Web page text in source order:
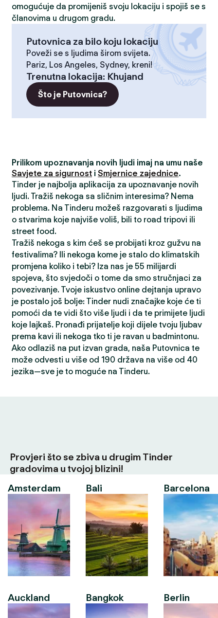
omogućuje da promijeniš svoju lokaciju i spojiš se s
članovima u drugom gradu.
Putovnica za bilo koju lokaciju
Poveži se s ljudima širom svijeta.
Pariz, Los Angeles, Sydney, kreni!
Trenutna lokacija: Khujand
Što je Putovnica?
Prilikom upoznavanja novih ljudi imaj na umu naše
Savjete za sigurnost i Smjernice zajednice.
Tinder je najbolja aplikacija za upoznavanje novih
ljudi. Tražiš nekoga sa sličnim interesima? Nema
problema. Na Tinderu možeš razgovarati s ljudima
o stvarima koje najviše voliš, bili to road tripovi ili
street food.
Tražiš nekoga s kim ćeš se probijati kroz gužvu na
festivalima? Ili nekoga kome je stalo do klimatskih
promjena koliko i tebi? Iza nas je 55 milijardi
spojeva, što svjedoči o tome da smo stručnjaci za
povezivanje. Tvoje iskustvo online dejtanja upravo
je postalo još bolje: Tinder nudi značajke koje će ti
pomoći da te vidi što više ljudi i da te primijete ljudi
koje lajkaš. Pronađi prijatelje koji dijele tvoju ljubav
prema kavi ili nekoga tko ti je ravan u badmintonu.
Ako odlaziš na put izvan grada, naša Putovnica te
može odvesti u više od 190 država na više od 40
jezika—sve je to moguće na Tinderu.
Provjeri što se zbiva u drugim Tinder
gradovima u tvojoj blizini!
Amsterdam
Auckland
Bali
Bangkok
Barcelona
Berlin